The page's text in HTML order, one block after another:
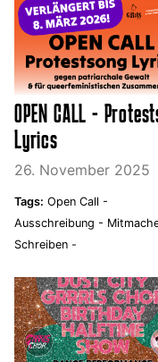
OPEN CALL -
Lyrics
26. November 2025
Tags: Open Call -
Ausschreibung -
Schreiben -